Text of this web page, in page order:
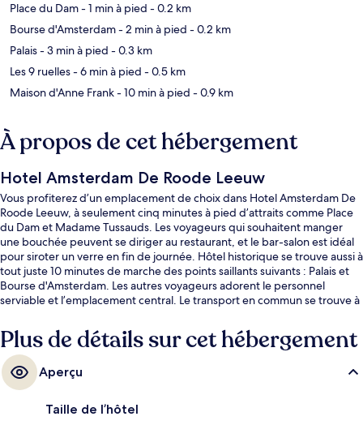
Place du Dam- 1 min à pied - 0.2 km
Bourse d'Amsterdam- 2 min à pied - 0.2 km
Palais- 3 min à pied - 0.3 km
Les 9 ruelles- 6 min à pied - 0.5 km
Maison d'Anne Frank- 10 min à pied - 0.9 km
À propos de cet hébergement
Hotel Amsterdam De Roode Leeuw
Vous profiterez d’un emplacement de choix dans Hotel Amsterdam De
Roode Leeuw, à seulement cinq minutes à pied d’attraits comme Place
du Dam et Madame Tussauds. Les voyageurs qui souhaitent manger
une bouchée peuvent se diriger au restaurant, et le bar-salon est idéal
pour siroter un verre en fin de journée. Hôtel historique se trouve aussi à
tout juste 10 minutes de marche des points saillants suivants : Palais et
Bourse d'Amsterdam. Les autres voyageurs adorent le personnel
serviable et l’emplacement central. Le transport en commun se trouve à
Paleisstraat Tram Stop se trouve à 4 minutes.
Plus de détails sur cet hébergement
Aperçu
Taille de l’hôtel